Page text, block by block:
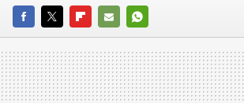
FACEBOOK
TWITTERFLIPBOARD
E-
MAIL
WHATSAPP